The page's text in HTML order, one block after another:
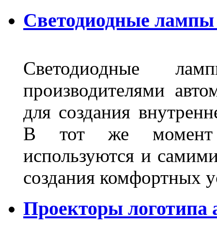
Светодиодные
Светодиодные
производителями
для создания
В тот же момент
используются и
создания комфортных
Проекторы логотипа